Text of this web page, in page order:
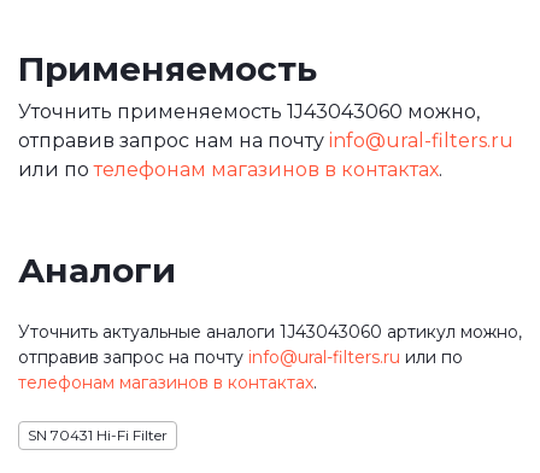
Применяемость
Уточнить применяемость 1J43043060 можно,
отправив запрос нам на почту info@ural-filters.ru
или потелефонам магазинов в контактах.
Аналоги
Уточнить актуальные аналоги 1J43043060 артикул можно,
отправив запрос на почту info@ural-filters.ru или по
телефонам магазинов в контактах.
SN 70431 Hi-Fi Filter